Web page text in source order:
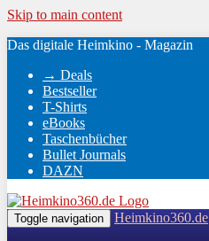
Skip to main content
Das digitale Heimkino - Magazin
→ Deals
Bestseller
T-Shirts
eBooks
Taschenbücher
Bullet Journals
DAZN
Toggle navigation Heimkino360.de